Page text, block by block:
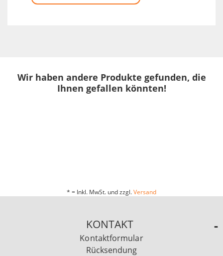
Wir haben andere Produkte gefunden, die
Ihnen gefallen könnten!
* = Inkl. MwSt. und zzgl.Versand
KONTAKT
Kontaktformular
Rücksendung